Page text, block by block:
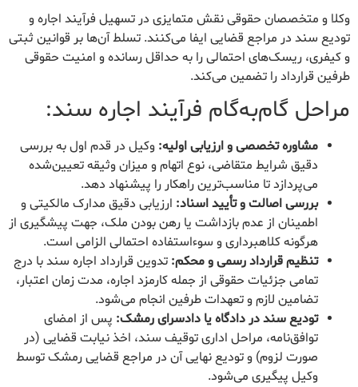
وکلا و متخصصان حقوقی نقش متمایزی در تسهیل فرآیند اجاره و
تودیع سند در مراجع قضایی ایفا می‌کنند. تسلط آن‌ها بر قوانین ثبتی
و کیفری، ریسک‌های احتمالی را به حداقل رسانده و امنیت حقوقی
طرفین قرارداد را تضمین می‌کند.
مراحل گام‌به‌گام فرآیند اجاره سند:
مشاوره تخصصی و ارزیابی اولیه: وکیل در قدم اول به بررسی
دقیق شرایط متقاضی، نوع اتهام و میزان وثیقه تعیین‌شده
می‌پردازد تا مناسب‌ترین راهکار را پیشنهاد دهد.
بررسی اصالت و تأیید اسناد: ارزیابی دقیق مدارک مالکیتی و
اطمینان از عدم بازداشت یا رهن بودن ملک، جهت پیشگیری از
هرگونه کلاهبرداری و سوءاستفاده احتمالی الزامی است.
تنظیم قرارداد رسمی و محکم: تدوین قرارداد اجاره سند با درج
تمامی جزئیات حقوقی از جمله کارمزد اجاره، مدت زمان اعتبار،
تضامین لازم و تعهدات طرفین انجام می‌شود.
تودیع سند در دادگاه یا دادسرای رمشک: پس از امضای
توافق‌نامه، مراحل اداری توقیف سند، اخذ نیابت قضایی (در
صورت لزوم) و تودیع نهایی آن در مراجع قضایی رمشک توسط
وکیل پیگیری می‌شود.